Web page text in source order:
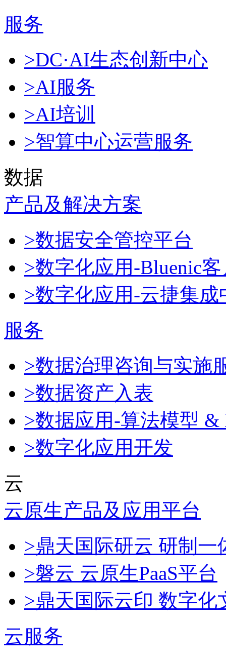
服务
>DC·AI生态创新中心
>AI服务
>AI培训
>智算中心运营服务
数据
产品及解决方案
>数据安全管控平台
>数字化应用-Bluenic
>数字化应用-云捷集成
服务
>数据治理咨询与实施
>数据资产入表
>数据应用-算法模型 &
>数字化应用开发
云
云原生产品及应用平台
>鼎天国际研云 研制
>磐云 云原生PaaS平台
>鼎天国际云印 数字化
云服务